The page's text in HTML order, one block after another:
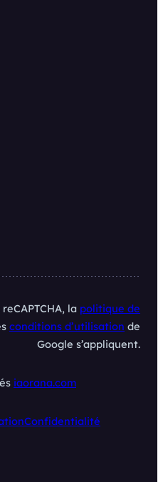
la politique de
conditions d’utilisation de
Google s’appliquent.
iaorana.com
Confidentialité